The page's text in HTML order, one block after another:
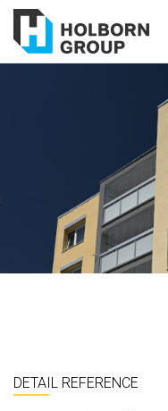
DETAIL REFERENCE